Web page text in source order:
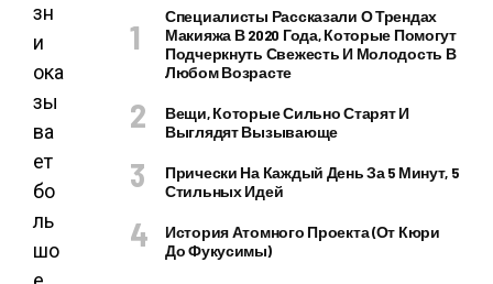
зн
и
ока
зы
ва
ет
бо
ль
шо
Специалисты Рассказали О Трендах
Макияжа В 2020 Года, Которые Помогут
Подчеркнуть Свежесть И Молодость В
Любом Возрасте
Вещи, Которые Сильно Старят И
Выглядят Вызывающе
Прически На Каждый День За 5 Минут, 5
Стильных Идей
История Атомного Проекта (от Кюри
До Фукусимы)